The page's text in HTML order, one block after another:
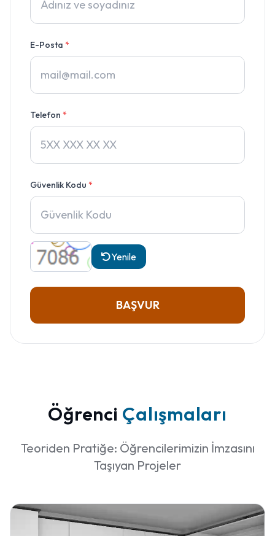
E-Posta *
Telefon *
Güvenlik Kodu *
Yenile
BAŞVUR
Öğrenci Çalışmaları
Teoriden Pratiğe: Öğrencilerimizin İmzasını
Taşıyan Projeler